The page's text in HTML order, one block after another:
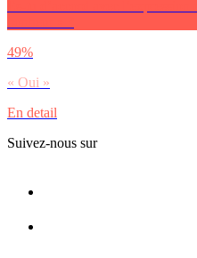
49%
« Oui »
En detail
Suivez-nous sur